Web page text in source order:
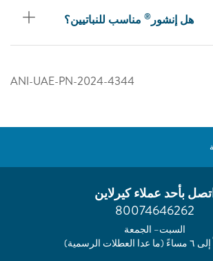
هل إنشور® مناسب للنباتيين؟
ANI-UAE-PN-2024-4344
بأحد عملاء كيرلاين
80074646262
السبت– الجمعة